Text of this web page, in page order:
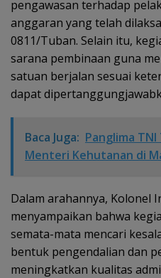
pengawasan terhadap
anggaran yang telah
0811/Tuban. Selain itu,
sarana pembinaan guna
satuan berjalan sesuai
dapat
Baca Juga: Panglima
Menteri Kehutanan di
Dalam arahannya, Kolonel
menyampaikan bahwa
semata-mata mencari
bentuk pengendalian dan
meningkatkan kualitas